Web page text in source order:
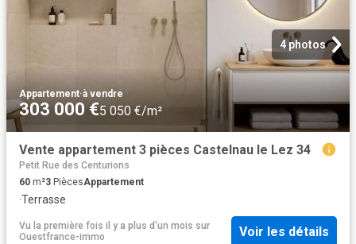
4 photos
Appartement·à vendre
303 000 €5 050 €/m²
Vente appartement 3 pièces Castelnau le Lez 34
Petit Rue des Centurions
60 m²3 PiècesAppartement
·Terrasse
Vu la première fois il y a plus d'un mois sur
Ouestfrance-immo
Voir les détails